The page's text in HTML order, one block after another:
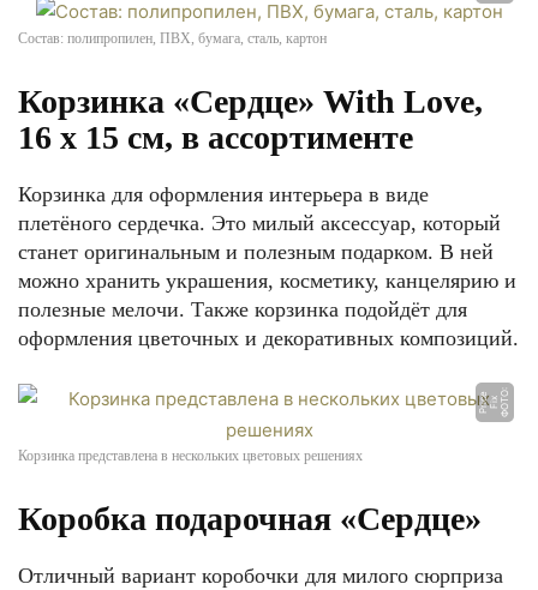
Состав: полипропилен, ПВХ, бумага, сталь, картон
Корзинка «Сердце» With Love,
16 х 15 см, в ассортименте
Корзинка для оформления интерьера в виде
плетёного сердечка. Это милый аксессуар, который
станет оригинальным и полезным подарком. В ней
можно хранить украшения, косметику, канцелярию и
полезные мелочи. Также корзинка подойдёт для
оформления цветочных и декоративных композиций.
Ф
О
Т О:
Fi
x P
ri
c
e
Корзинка представлена в нескольких цветовых решениях
Коробка подарочная «Сердце»
Отличный вариант коробочки для милого сюрприза